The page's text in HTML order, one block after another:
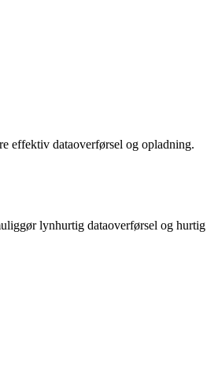
effektiv dataoverførsel og opladning.
lynhurtig dataoverførsel og hurtig